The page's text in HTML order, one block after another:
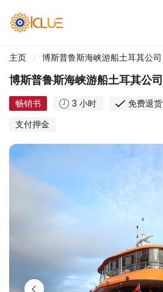
主页 博斯普鲁斯海峡游船土耳其公司
博斯普鲁斯海峡游船土耳其公司
畅销书 3 小时 免费退货
支付押金